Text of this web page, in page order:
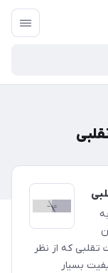
تقلبی که از نظر
بسیار